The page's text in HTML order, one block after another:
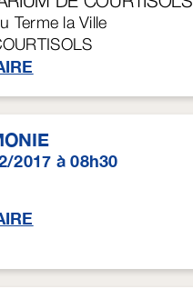
Terme la Ville
2017 à 08h30